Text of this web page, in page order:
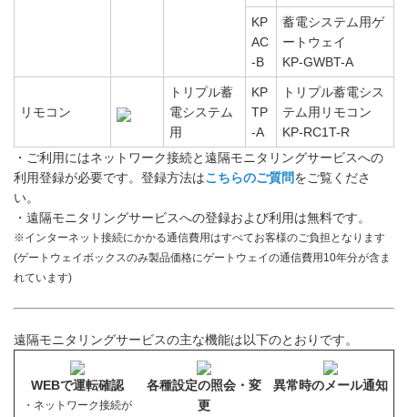
KP
AC
-B
蓄電システム用ゲ
ートウェイ
KP-GWBT-A
リモコン
トリプル蓄
電システム
用
KP
TP
-A
トリプル蓄電シス
テム用リモコン
KP-RC1T-R
・ご利用にはネットワーク接続と遠隔モニタリングサービスへの
利用登録が必要です。登録方法はこちらのご質問をご覧くださ
い。
・遠隔モニタリングサービスへの登録および利用は無料です。
※インターネット接続にかかる通信費用はすべてお客様のご負担となります
(ゲートウェイボックスのみ製品価格にゲートウェイの通信費用10年分が含ま
れています)
遠隔モニタリングサービスの主な機能は以下のとおりです。
WEBで運転確認
・ネットワーク接続が
各種設定の照会・変
更
異常時のメール通知